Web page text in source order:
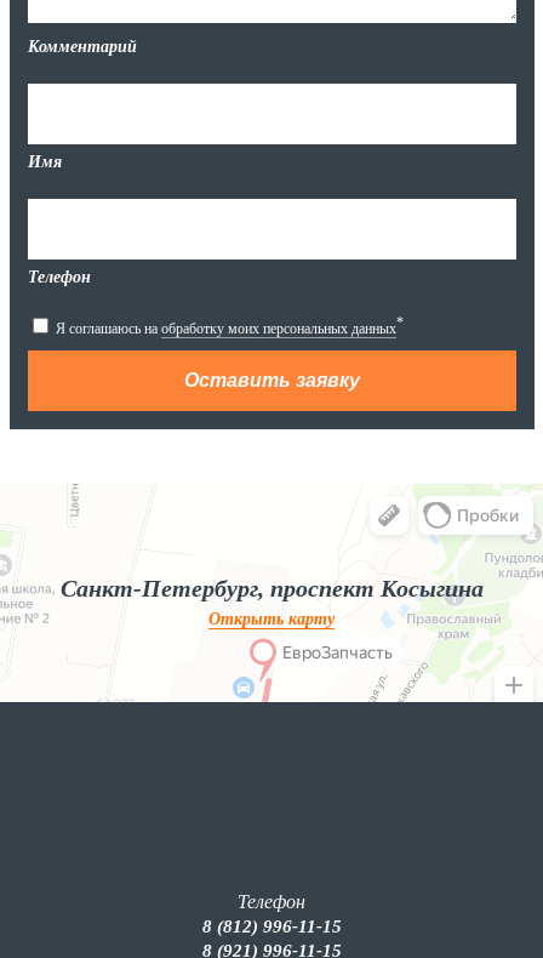
Комментарий
Имя
Телефон
Я соглашаюсь на обработку моих персональных данных*
Яндекс.Карты
Яндекс.Карты — поиск мест и адресов, городской транспорт
Санкт-Петербург, проспект Косыгина
Открыть карту
Телефон
8 (812) 996-11-15
8 (921) 996-11-15